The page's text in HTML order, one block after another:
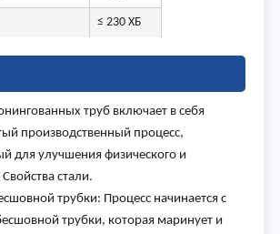
≤ 230 ХБ
труб включает в себя
производственный процесс,
для улучшения физического и
стали.
трубки: Процесс начинается с
трубки, которая маринует и